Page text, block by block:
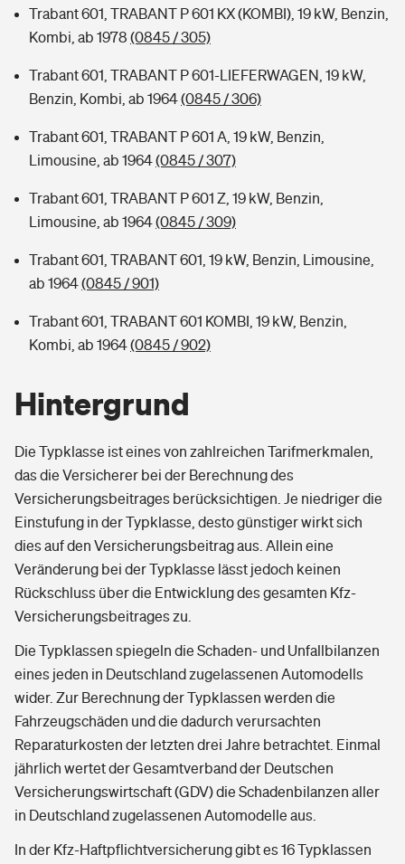
Typklassen: So ist Ihr Auto eingestuft
Trabant 601, TRABANT P 601 KX (KOMBI), 19 kW, Benzin,
Kombi, ab 1978 (0845 / 305)
Trabant 601, TRABANT P 601-LIEFERWAGEN, 19 kW,
Benzin, Kombi, ab 1964(0845 / 306)
Trabant 601, TRABANT P 601 A, 19 kW, Benzin,
Limousine, ab 1964(0845 / 307)
Trabant 601, TRABANT P 601 Z, 19 kW, Benzin,
Limousine, ab 1964(0845 / 309)
Trabant 601, TRABANT 601, 19 kW, Benzin, Limousine,
ab 1964(0845 / 901)
Trabant 601, TRABANT 601 KOMBI, 19 kW, Benzin,
Kombi, ab 1964(0845 / 902)
Hintergrund
Die Typklasse ist eines von zahlreichen Tarifmerkmalen,
das die Versicherer bei der Berechnung des
Versicherungsbeitrages berücksichtigen. Je niedriger die
Einstufung in der Typklasse, desto günstiger wirkt sich
dies auf den Versicherungsbeitrag aus. Allein eine
Veränderung bei der Typklasse lässt jedoch keinen
Rückschluss über die Entwicklung des gesamten Kfz-
Versicherungsbeitrages zu.
Die Typklassen spiegeln die Schaden- und Unfallbilanzen
eines jeden in Deutschland zugelassenen Automodells
wider. Zur Berechnung der Typklassen werden die
Fahrzeugschäden und die dadurch verursachten
Reparaturkosten der letzten drei Jahre betrachtet. Einmal
jährlich wertet der Gesamtverband der Deutschen
Versicherungswirtschaft (GDV) die Schadenbilanzen aller
in Deutschland zugelassenen Automodelle aus.
In der Kfz-Haftpflichtversicherung gibt es 16 Typklassen